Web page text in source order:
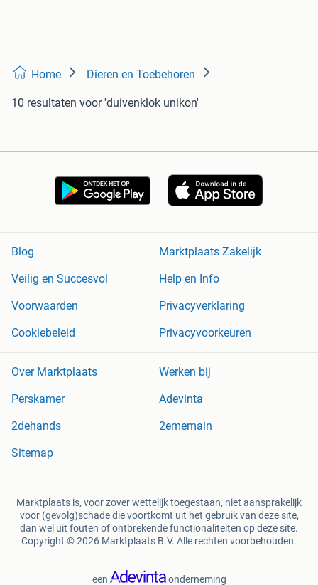
Home Dieren en Toebehoren
10 resultaten voor 'duivenklok unikon'
Blog
Marktplaats Zakelijk
Veilig en Succesvol
Help en Info
Voorwaarden
Privacyverklaring
Cookiebeleid
Privacyvoorkeuren
Over Marktplaats
Werken bij
Perskamer
Adevinta
2dehands
2ememain
Sitemap
Marktplaats is, voor zover wettelijk toegestaan, niet aansprakelijk
voor (gevolg)schade die voortkomt uit het gebruik van deze site,
dan wel uit fouten of ontbrekende functionaliteiten op deze site.
Copyright © 2026 Marktplaats B.V. Alle rechten voorbehouden.
een onderneming